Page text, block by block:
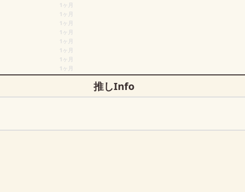
1ヶ月
1ヶ月
1ヶ月
1ヶ月
1ヶ月
1ヶ月
1ヶ月
1ヶ月
推しInfo